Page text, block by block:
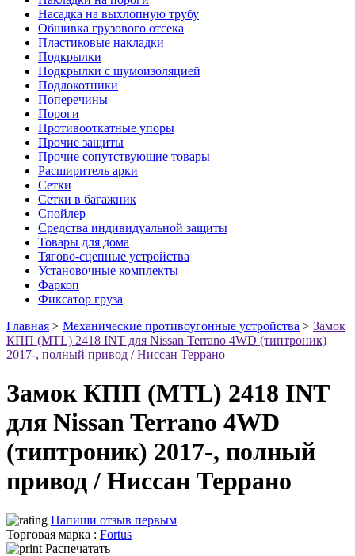
Насадка на выхлопную трубу
Обшивка грузового отсека
Пластиковые накладки
Подкрылки
Подкрылки с шумоизоляцией
Подлокотники
Поперечины
Пороги
Противооткатные упоры
Прочие защиты
Прочие сопутствующие товары
Расширитель арки
Сетки
Сетки в багажник
Спойлер
Средства индивидуальной защиты
Товары для дома
Тягово-сцепные устройства
Установочные комплекты
Фаркоп
Фиксатор груза
Главная > Механические противоугонные устройства > Замок
КПП (MTL) 2418 INT для Nissan Terrano 4WD (типтроник)
2017-, полный привод / Ниссан Террано
Замок КПП (MTL) 2418 INT
для Nissan Terrano 4WD
(типтроник) 2017-, полный
привод / Ниссан Террано
Напиши отзыв первым
Торговая марка : Fortus
Распечатать